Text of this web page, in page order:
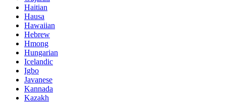
Haitian
Hausa
Hawaiian
Hebrew
Hmong
Hungarian
Icelandic
Igbo
Javanese
Kannada
Kazakh